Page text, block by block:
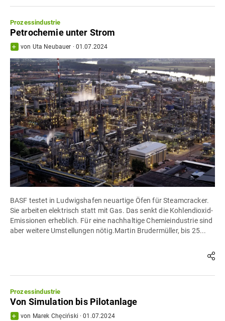
Prozessindustrie
Petrochemie unter Strom
von Uta Neubauer · 01.07.2024
BASF testet in Ludwigshafen neuartige Öfen für Steamcracker.
Sie arbeiten elektrisch statt mit Gas. Das senkt die Kohlendioxid-
Emissionen erheblich. Für eine nachhaltige Chemieindustrie sind
aber weitere Umstellungen nötig.Martin Brudermüller, bis 25...
Prozessindustrie
Von Simulation bis Pilotanlage
von Marek Chęciński ·01.07.2024